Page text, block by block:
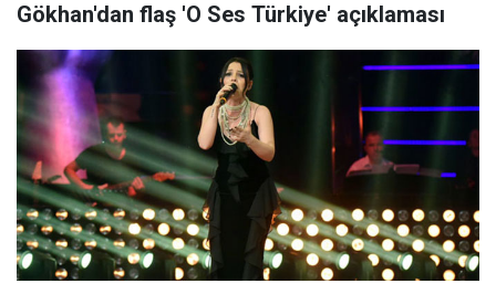
Gökhan'dan flaş 'O Ses Türkiye' açıklaması